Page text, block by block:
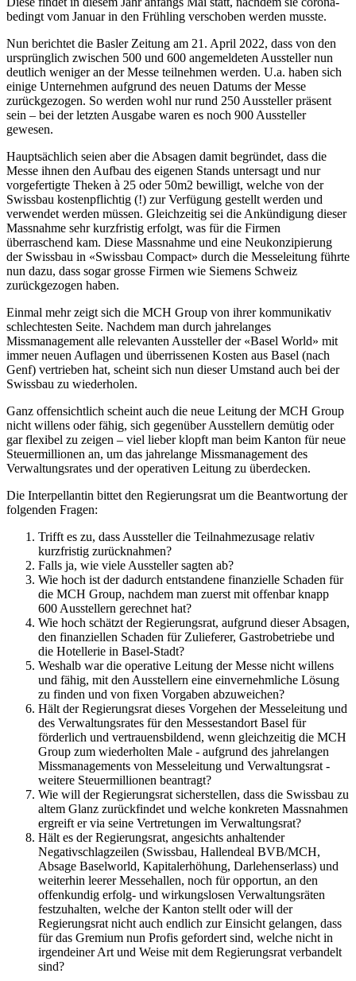
bedingt vom Januar in den Frühling verschoben werden musste.
Nun berichtet die Basler Zeitung am 21. April 2022, dass von den
ursprünglich zwischen 500 und 600 angemeldeten Aussteller nun
deutlich weniger an der Messe teilnehmen werden. U.a. haben sich
einige Unternehmen aufgrund des neuen Datums der Messe
zurückgezogen. So werden wohl nur rund 250 Aussteller präsent
sein – bei der letzten Ausgabe waren es noch 900 Aussteller
gewesen.
Hauptsächlich seien aber die Absagen damit begründet, dass die
Messe ihnen den Aufbau des eigenen Stands untersagt und nur
vorgefertigte Theken à 25 oder 50m2 bewilligt, welche von der
Swissbau kostenpflichtig (!) zur Verfügung gestellt werden und
verwendet werden müssen. Gleichzeitig sei die Ankündigung dieser
Massnahme sehr kurzfristig erfolgt, was für die Firmen
überraschend kam. Diese Massnahme und eine Neukonzipierung
der Swissbau in «Swissbau Compact» durch die Messeleitung führte
nun dazu, dass sogar grosse Firmen wie Siemens Schweiz
zurückgezogen haben.
Einmal mehr zeigt sich die MCH Group von ihrer kommunikativ
schlechtesten Seite. Nachdem man durch jahrelanges
Missmanagement alle relevanten Aussteller der «Basel World» mit
immer neuen Auflagen und überrissenen Kosten aus Basel (nach
Genf) vertrieben hat, scheint sich nun dieser Umstand auch bei der
Swissbau zu wiederholen.
Ganz offensichtlich scheint auch die neue Leitung der MCH Group
nicht willens oder fähig, sich gegenüber Ausstellern demütig oder
gar flexibel zu zeigen – viel lieber klopft man beim Kanton für neue
Steuermillionen an, um das jahrelange Missmanagement des
Verwaltungsrates und der operativen Leitung zu überdecken.
Die Interpellantin bittet den Regierungsrat um die Beantwortung der
folgenden Fragen:
Trifft es zu, dass Aussteller die Teilnahmezusage relativ
kurzfristig zurücknahmen?
Falls ja, wie viele Aussteller sagten ab?
Wie hoch ist der dadurch entstandene finanzielle Schaden für
die MCH Group, nachdem man zuerst mit offenbar knapp
600 Ausstellern gerechnet hat?
Wie hoch schätzt der Regierungsrat, aufgrund dieser Absagen,
den finanziellen Schaden für Zulieferer, Gastrobetriebe und
die Hotellerie in Basel-Stadt?
Weshalb war die operative Leitung der Messe nicht willens
und fähig, mit den Ausstellern eine einvernehmliche Lösung
zu finden und von fixen Vorgaben abzuweichen?
Hält der Regierungsrat dieses Vorgehen der Messeleitung und
des Verwaltungsrates für den Messestandort Basel für
förderlich und vertrauensbildend, wenn gleichzeitig die MCH
Group zum wiederholten Male - aufgrund des jahrelangen
Missmanagements von Messeleitung und Verwaltungsrat -
weitere Steuermillionen beantragt?
Wie will der Regierungsrat sicherstellen, dass die Swissbau zu
altem Glanz zurückfindet und welche konkreten Massnahmen
ergreift er via seine Vertretungen im Verwaltungsrat?
Hält es der Regierungsrat, angesichts anhaltender
Negativschlagzeilen (Swissbau, Hallendeal BVB/MCH,
Absage Baselworld, Kapitalerhöhung, Darlehenserlass) und
weiterhin leerer Messehallen, noch für opportun, an den
offenkundig erfolg- und wirkungslosen Verwaltungsräten
festzuhalten, welche der Kanton stellt oder will der
Regierungsrat nicht auch endlich zur Einsicht gelangen, dass
für das Gremium nun Profis gefordert sind, welche nicht in
irgendeiner Art und Weise mit dem Regierungsrat verbandelt
sind?